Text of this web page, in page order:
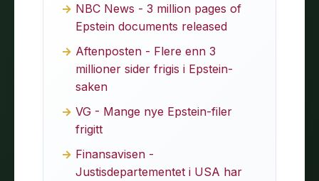
NBC News - 3 million pages of
Epstein documents released
Aftenposten - Flere enn 3
millioner sider frigis i Epstein-
saken
VG - Mange nye Epstein-filer
frigitt
Finansavisen -
Justisdepartementet i USA har